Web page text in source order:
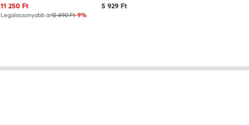
Aktuális ár
11 250 Ft
Legalacsonyabb ár12 490 Ft-9%
5 929Ft